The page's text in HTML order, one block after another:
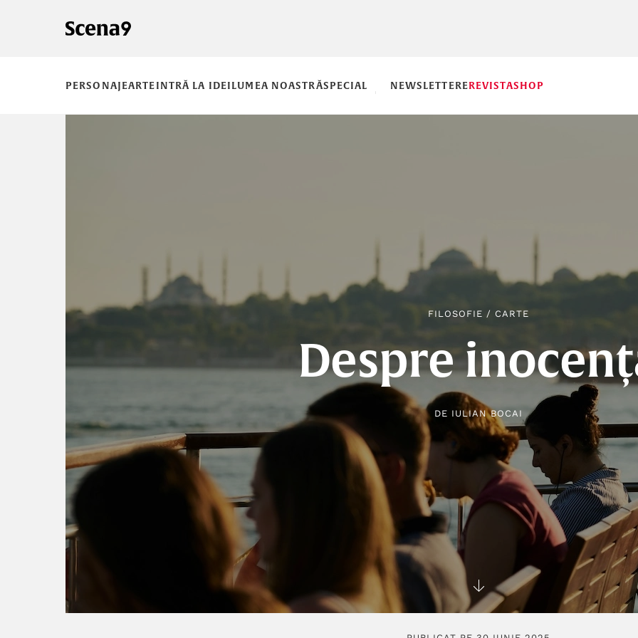
PERSONAJEARTEINTRĂ LA IDEILUMEA NOASTRĂSPECIAL NEWSLETTEREREVISTASHOP
FILOSOFIE / CARTE
Despre
DE IULIAN BOCAI